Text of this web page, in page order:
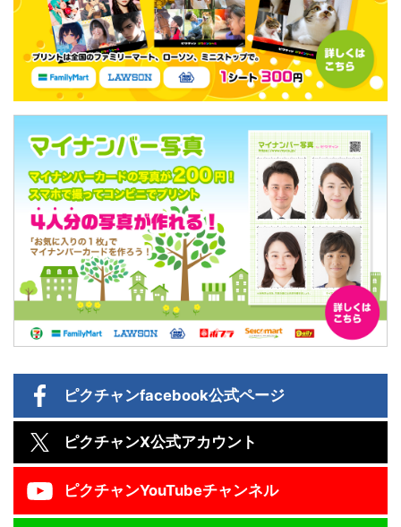
ピクチャンfacebook公式ページ
ピクチャンX公式アカウント
ピクチャンYouTubeチャンネル